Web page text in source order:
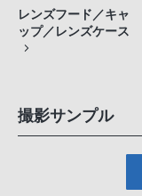
レンズフード／キャ
ップ／レンズケース
撮影サンプル